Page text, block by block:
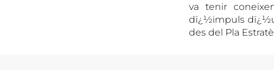
va tenir
dï¿½impuls
des del Pla